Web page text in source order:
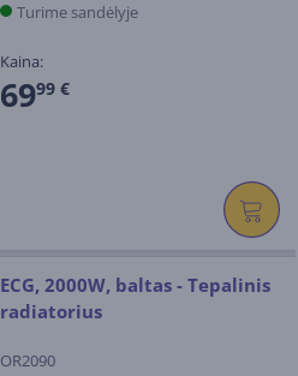
Turime sandėlyje
Kaina:
6999 €
ECG, 2000W, baltas - Tepalinis
radiatorius
OR2090